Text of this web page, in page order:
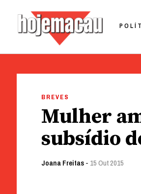
BREVES
Mulher
subsídio
Joana Freitas- 15 Out 2015